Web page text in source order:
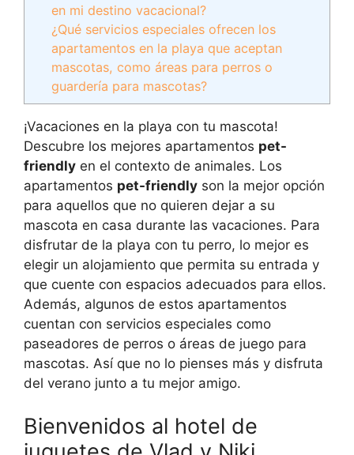
en mi destino vacacional?
¿Qué servicios especiales ofrecen los
apartamentos en la playa que aceptan
mascotas, como áreas para perros o
guardería para mascotas?
¡Vacaciones en la playa con tu mascota!
Descubre los mejores apartamentos pet-
friendly en el contexto de animales. Los
apartamentos pet-friendly son la mejor opción
para aquellos que no quieren dejar a su
mascota en casa durante las vacaciones. Para
disfrutar de la playa con tu perro, lo mejor es
elegir un alojamiento que permita su entrada y
que cuente con espacios adecuados para ellos.
Además, algunos de estos apartamentos
cuentan con servicios especiales como
paseadores de perros o áreas de juego para
mascotas. Así que no lo pienses más y disfruta
del verano junto a tu mejor amigo.
Bienvenidos al hotel de